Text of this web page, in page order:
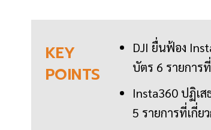
KEY
POINTS
DJI ยื่นฟ้อง
บัตร 6 รายการ
Insta360 ปฏิเ
5 รายการที่เกี่